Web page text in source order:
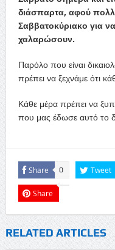
διάσπαρτα, αφού
Σαββατοκύριακο για
χαλαρώσουν.
Παρόλο που είναι
πρέπει να ξεχνάμε ότι
Κάθε μέρα πρέπει να
που μας έδωσε αυτό το
Share 0 Tweet
Share
RELATED ARTICLES